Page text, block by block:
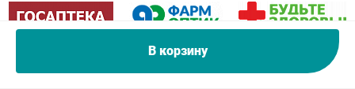
В корзину